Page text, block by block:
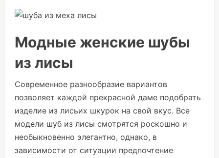
Модные женские шубы
из лисы
Современное разнообразие вариантов
позволяет каждой прекрасной даме подобрать
изделие из лисьих шкурок на свой вкус. Все
модели шуб из лисы смотрятся роскошно и
необыкновенно элегантно, однако, в
зависимости от ситуации предпочтение